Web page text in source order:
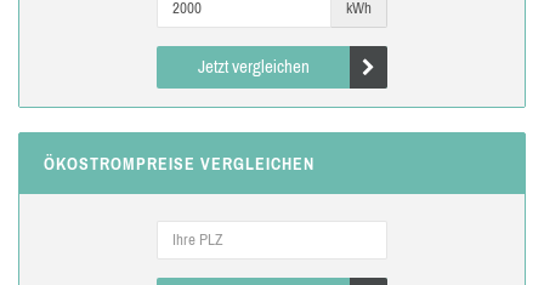
kWh
Jetzt vergleichen
ÖKOSTROMPREISE VERGLEICHEN